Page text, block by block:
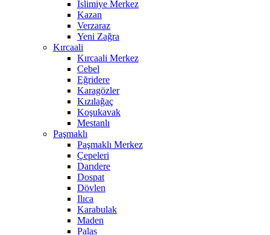
İslimiye Merkez
Kazan
Verzaraz
Yeni Zağra
Kırcaali
Kırcaali Merkez
Cebel
Eğridere
Karagözler
Kızılağaç
Koşukavak
Mestanlı
Paşmaklı
Paşmaklı Merkez
Çepeleri
Darıdere
Dospat
Dövlen
Ilıca
Karabulak
Maden
Palas